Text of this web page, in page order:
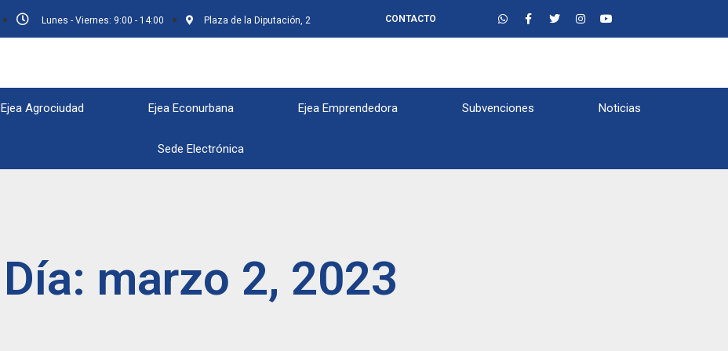
Lunes - Viernes: 9:00 - 14:00 Plaza de la Diputación, 2 CONTACTO
Ejea Agrociudad Ejea Econurbana Ejea Emprendedora Subvenciones Noticias
Sede Electrónica
Día: marzo 2, 2023